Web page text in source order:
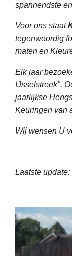
spannendste
Voor ons staat
tegenwoordig
maten en
Elk jaar
IJsselstreek".
jaarlijkse
Keuringen van
Wij wensen U
Laatste